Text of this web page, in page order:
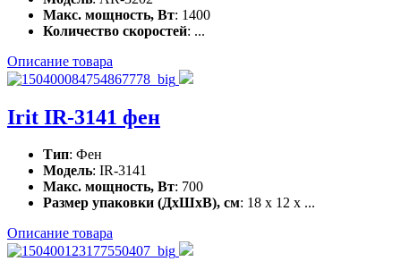
Макс. мощность, Вт: 1400
Количество скоростей: ...
Описание товара
Irit IR-3141 фен
Тип: Фен
Модель: IR-3141
Макс. мощность, Вт: 700
Размер упаковки (ДхШхВ), см: 18 x 12 x ...
Описание товара